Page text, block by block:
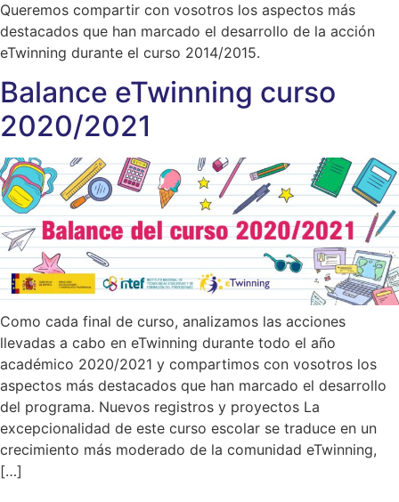
Queremos compartir con vosotros los aspectos más
destacados que han marcado el desarrollo de la acción
eTwinning durante el curso 2014/2015.
Balance eTwinning curso
2020/2021
Como cada final de curso, analizamos las acciones
llevadas a cabo en eTwinning durante todo el año
académico 2020/2021 y compartimos con vosotros los
aspectos más destacados que han marcado el desarrollo
del programa. Nuevos registros y proyectos La
excepcionalidad de este curso escolar se traduce en un
crecimiento más moderado de la comunidad eTwinning,
[…]